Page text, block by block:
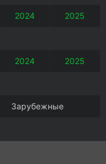
2024 2025
2024 2025
Зарубежные